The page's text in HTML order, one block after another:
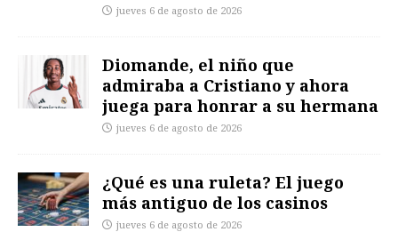
jueves 6 de agosto de 2026
Diomande, el niño que
admiraba a Cristiano y ahora
juega para honrar a su hermana
jueves 6 de agosto de 2026
¿Qué es una ruleta? El juego
más antiguo de los casinos
jueves 6 de agosto de 2026